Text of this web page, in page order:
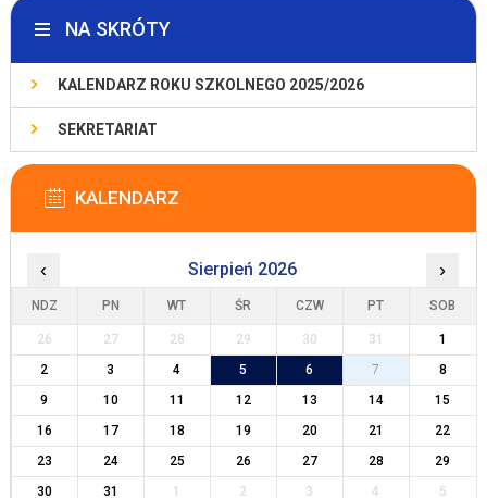
NA SKRÓTY
KALENDARZ ROKU SZKOLNEGO 2025/2026
SEKRETARIAT
KALENDARZ
‹ Sierpień 2026 ›
NDZ PN WT ŚR CZW PT SOB
26 27 28 29 30 31
1
2
3 4 5 6 7
8
9
10 11 12 13 14
15
16
17 18 19 20 21
22
23
24 25 26 27 28
29
30
31 1 2 3 4 5